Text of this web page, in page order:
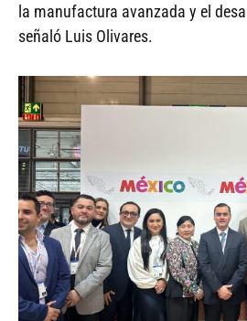
la manufactura avanzada y el
señaló Luis Olivares.